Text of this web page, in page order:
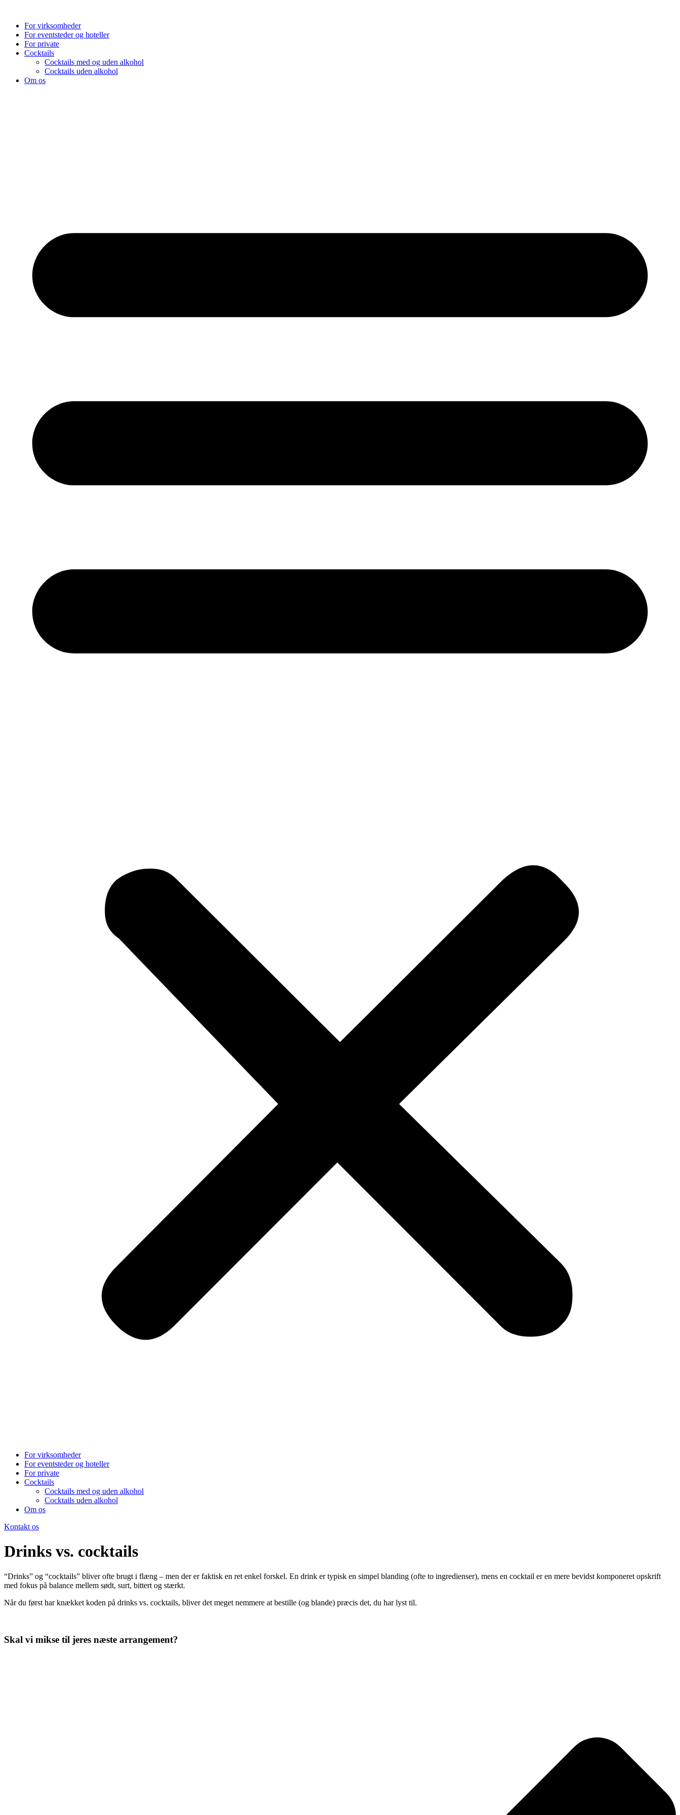
indholdFor virksomheder
For eventsteder og hoteller
For private
Cocktails
Cocktails med og uden alkohol
Cocktails uden alkohol
Om os
For virksomheder
For eventsteder og hoteller
For private
Cocktails
Cocktails med og uden alkohol
Cocktails uden alkohol
Om os
Kontakt os
Drinks vs. cocktails
“Drinks” og “cocktails” bliver ofte brugt i flæng – men der er faktisk en ret enkel forskel. En drink er typisk en simpel blanding (ofte to ingredienser), mens en cocktail er en mere bevidst komponeret opskrift
med fokus på balance mellem sødt, surt, bittert og stærkt.
Når du først har knækket koden på drinks vs. cocktails, bliver det meget nemmere at bestille (og blande) præcis det, du har lyst til.
Skal vi mikse til jeres næste arrangement?